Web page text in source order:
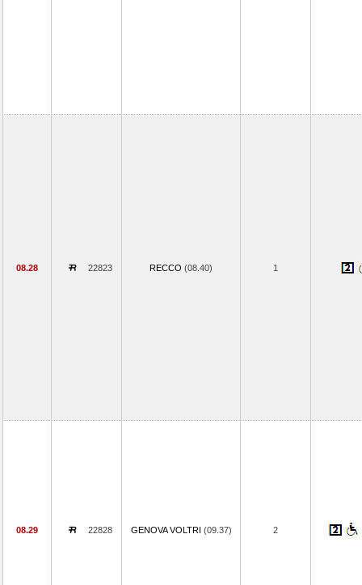
08.28 22823 RECCO (08.40) 1
08.29 22828 GENOVA VOLTRI (09.37) 2